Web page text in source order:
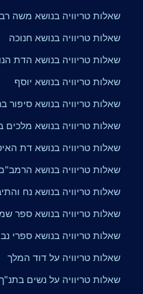
שאלות טריוויה בנושא משה
שאלות טריוויה בנושא חנוכה
שאלות טריוויה בנושא הדת
שאלות טריוויה בנושא יוסף
שאלות טריוויה בנושא סיפור
שאלות טריוויה בנושא מלכים
שאלות טריוויה בנושא דת
שאלות טריוויה בנושא
שאלות טריוויה בנושא נח
שאלות טריוויה בנושא ספר
שאלות טריוויה בנושא ספרי
שאלות טריוויה על דוד המלך
שאלות טריוויה על נשים בתנ"ך